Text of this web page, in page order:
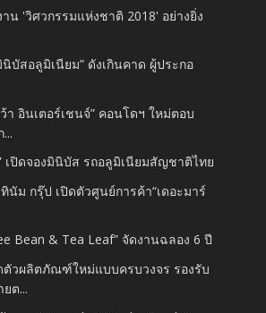
าน 'วิศวกรรมแห่งชาติ 2018' อย่างยิ่ง
บัสอลูมิเนียม” ดังเกินคาด ผู้ประกอ
า อินเตอร์เชนจ์” คอนโดฯ ใหม่ตอบ
เปิดจองมินิบัส รถอลูมิเนียมสัญชาติไทย
นัม กรุ๊ป เปิดตัวศูนย์การค้า“เดอะมาร์
Bean & Tea Leaf” จัดงานฉลอง 6 ปี
ตัวผลิตภัณฑ์ใหม่แบบครบวงจร รองรับ
ต...